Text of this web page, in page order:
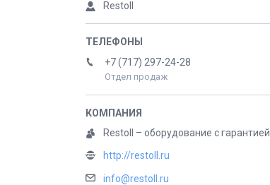
Restoll
+7 (717) 297-24-28
Отдел продаж
Restoll – оборудование с гарантией
http://restoll.ru
info@restoll.ru